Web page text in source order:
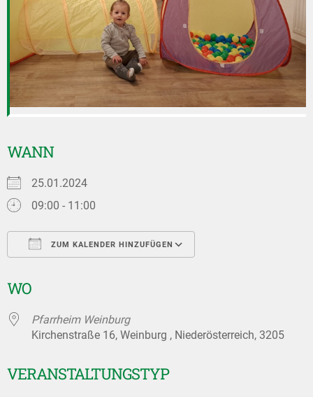
WANN
25.01.2024
09:00 - 11:00
ZUM KALENDER HINZUFÜGEN
WO
Pfarrheim Weinburg
Kirchenstraße 16, Weinburg , Niederösterreich, 3205
VERANSTALTUNGSTYP